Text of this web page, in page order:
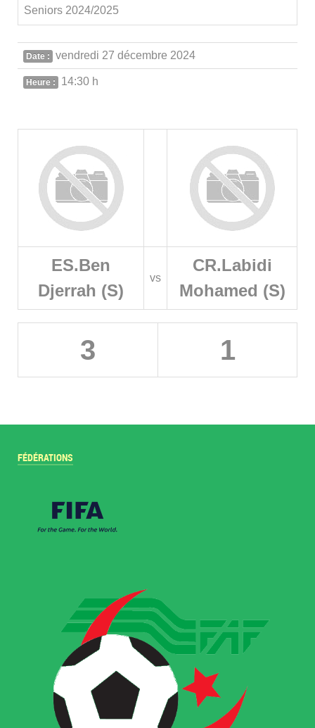
Seniors 2024/2025
Date : vendredi 27 décembre 2024
Heure : 14:30 h
ES.Ben
Djerrah (S)
vs
CR.Labidi
Mohamed (S)
3 1
FÉDÉRATIONS